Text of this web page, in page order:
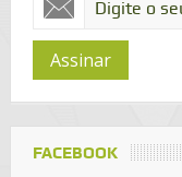
Assinar
FACEBOOK